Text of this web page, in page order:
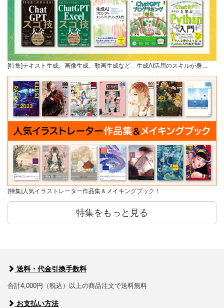
[特集]テキスト生成、画像生成、動画生成など、生成AI活用のスキルが身…
[特集]人気イラストレーター作品集＆メイキングブック！
特集をもっと見る
送料・代金引換手数料
合計4,000円（税込）以上の商品注文で送料無料
お支払い方法